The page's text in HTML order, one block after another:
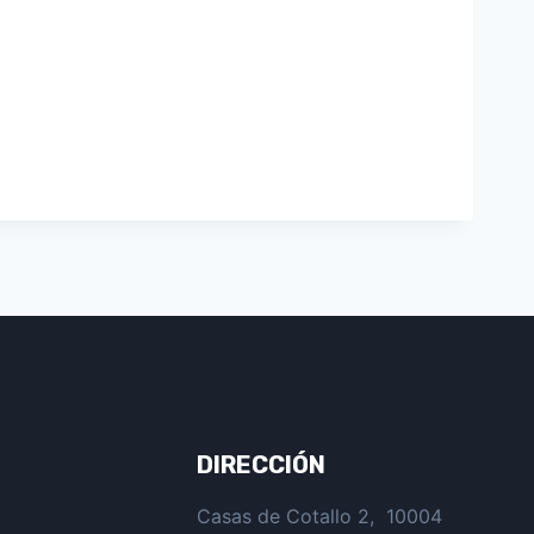
DIRECCIÓN
Casas de Cotallo 2, 10004